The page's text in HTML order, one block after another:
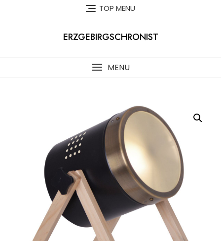
TOP MENU
ERZGEBIRGSCHRONIST
MENU